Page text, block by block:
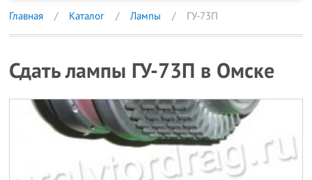
Главная Каталог Лампы ГУ-73П
Сдать лампы ГУ-73П в Омске